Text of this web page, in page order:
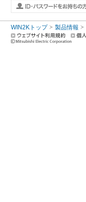
WIN2Kトップ 製品情報